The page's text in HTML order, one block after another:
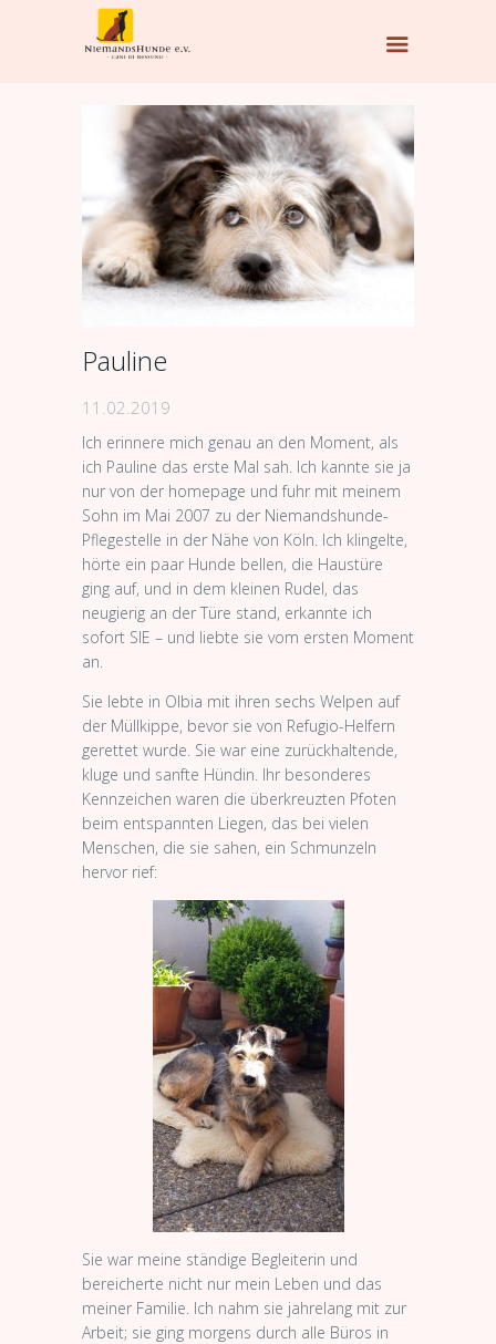
Pauline
11.02.2019
Ich erinnere mich genau an den Moment, als
ich Pauline das erste Mal sah. Ich kannte sie ja
nur von der homepage und fuhr mit meinem
Sohn im Mai 2007 zu der Niemandshunde-
Pflegestelle in der Nähe von Köln. Ich klingelte,
hörte ein paar Hunde bellen, die Haustüre
ging auf, und in dem kleinen Rudel, das
neugierig an der Türe stand, erkannte ich
sofort SIE – und liebte sie vom ersten Moment
an.
Sie lebte in Olbia mit ihren sechs Welpen auf
der Müllkippe, bevor sie von Refugio-Helfern
gerettet wurde. Sie war eine zurückhaltende,
kluge und sanfte Hündin. Ihr besonderes
Kennzeichen waren die überkreuzten Pfoten
beim entspannten Liegen, das bei vielen
Menschen, die sie sahen, ein Schmunzeln
hervor rief:
Sie war meine ständige Begleiterin und
bereicherte nicht nur mein Leben und das
meiner Familie. Ich nahm sie jahrelang mit zur
Arbeit; sie ging morgens durch alle Büros in